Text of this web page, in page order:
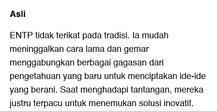
Asli
ENTP tidak terikat pada tradisi. Ia mudah
meninggalkan cara lama dan gemar
menggabungkan berbagai gagasan dari
pengetahuan yang baru untuk menciptakan ide-ide
yang berani. Saat menghadapi tantangan, mereka
justru terpacu untuk menemukan solusi inovatif.